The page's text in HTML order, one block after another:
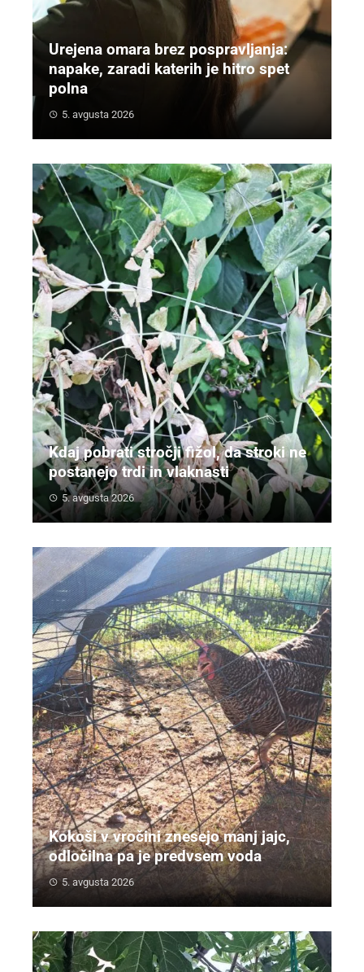
Urejena omara brez pospravljanja:
napake, zaradi katerih je hitro spet
polna
5. avgusta 2026
Kdaj pobrati stročji fižol, da stroki ne
postanejo trdi in vlaknasti
5. avgusta 2026
Kokoši v vročini znesejo manj jajc,
odločilna pa je predvsem voda
5. avgusta 2026